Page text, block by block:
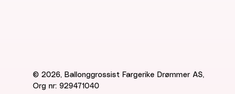
© 2026, Ballonggrossist Fargerike Drømmer AS,
Org nr: 929471040